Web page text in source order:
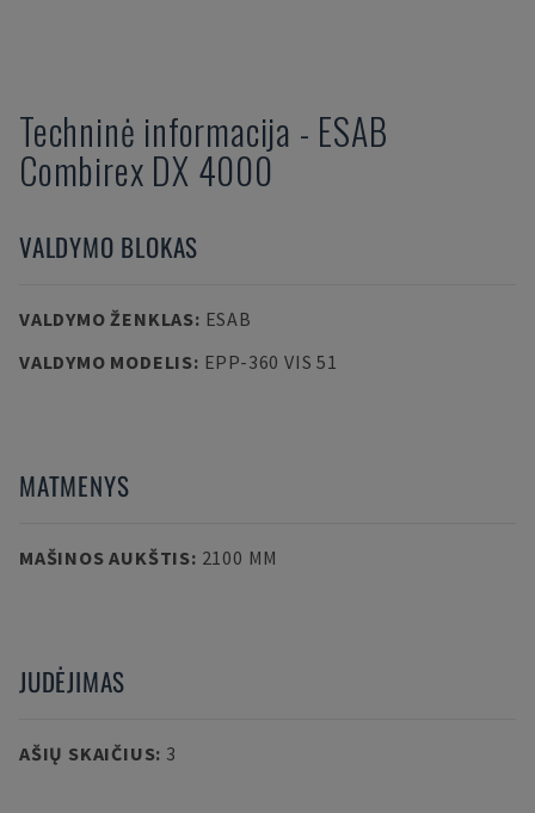
Techninė informacija - ESAB
Combirex DX 4000
VALDYMO BLOKAS
VALDYMO ŽENKLAS: ESAB
VALDYMO MODELIS: EPP-360 VIS 51
MATMENYS
MAŠINOS AUKŠTIS: 2100 MM
JUDĖJIMAS
AŠIŲ SKAIČIUS: 3